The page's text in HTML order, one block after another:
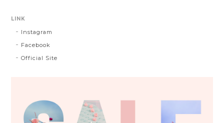
LINK
Instagram
Facebook
Official Site